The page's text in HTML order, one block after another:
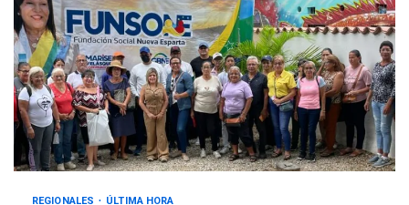
REGIONALES ÚLTIMA HORA